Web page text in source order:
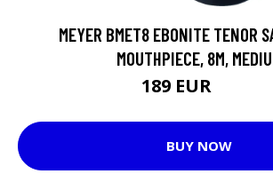
MEYER BMET8 EBONITE TENOR
MOUTHPIECE, 8M,
189 EUR
BUY NOW